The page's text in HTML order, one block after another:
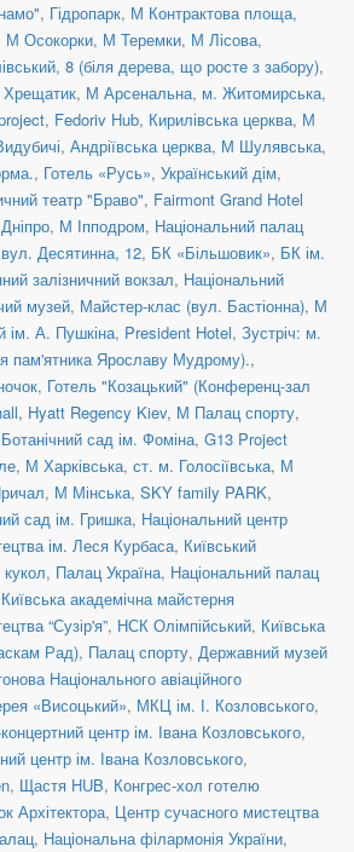
, Гідропарк, М Контрактова площа,
М Осокорки, М Теремки, М Лісова,
8 (біля дерева, що росте з забору),
, М Арсенальна, м. Житомирська,
, Fedoriv Hub, Кирилівська церква, М
, Андріївська церква, М Шулявська,
, Готель «Русь», Український дім,
театр "Браво", Fairmont Grand Hotel
, М Іпподром, Національний палац
вул. Десятинна, 12, БК «Більшовик», БК ім.
залізничний вокзал, Національний
музей, Майстер-клас (вул. Бастіонна), М
ім. А. Пушкіна, President Hotel, Зустріч: м.
пам'ятника Ярославу Мудрому).,
, Готель "Козацький" (Конференц-зал
, Hyatt Regency Kiev, М Палац спорту,
Ботанічний сад ім. Фоміна, G13 Project
, М Харківська, ст. м. Голосіївська, М
, М Мінська, SKY family PARK,
сад ім. Гришка, Національний центр
ім. Леся Курбаса, Київський
, Палац Україна, Національний палац
Київська академічна майстерня
“Сузір'я”, НСК Олімпійський, Київська
Рад), Палац спорту, Державний музей
Національного авіаційного
«Висоцький», МКЦ ім. І. Козловського,
центр ім. Івана Козловського,
центр ім. Івана Козловського,
, Щастя HUB, Конгрес-хол готелю
Архітектора, Центр сучасного мистецтва
, Національна філармонія України,